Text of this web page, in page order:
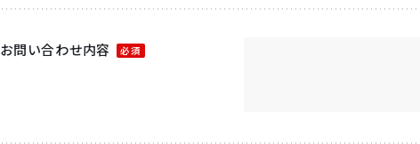
お問い合わせ内容 必須